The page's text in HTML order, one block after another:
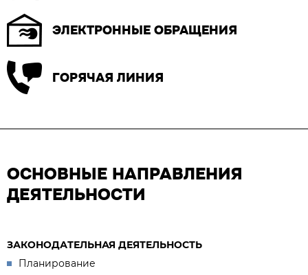
ЭЛЕКТРОННЫЕ ОБРАЩЕНИЯ
ГОРЯЧАЯ ЛИНИЯ
ОСНОВНЫЕ НАПРАВЛЕНИЯ
ДЕЯТЕЛЬНОСТИ
ЗАКОНОДАТЕЛЬНАЯ ДЕЯТЕЛЬНОСТЬ
Планирование